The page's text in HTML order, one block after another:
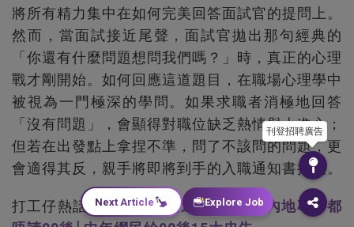
將所有精力集中在如何完美回答面試官的提問上。
然而，當面試接近尾聲，面試官拋出那句經典的
「你還有什麼問題想問我們嗎？」時，真正的心理
戰才剛開始。如何回應這道題目，在職場心理學中
被視為一門極深的學問。如果求職者消極地回答
「沒有問題」，會顯得對職位缺乏熱情與上進心；
但若在出發點上拿捏不準，問了不該問的問題，更
會適得其反，親手將即將到手的入職通知書摧毀。
打工仔熱話速遞：00後唔過試用期│請內地專才都
刊登招聘廣告
Next Article Explore Job